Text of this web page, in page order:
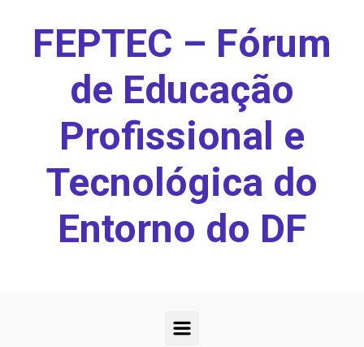
FEPTEC – Fórum
de Educação
Profissional e
Tecnológica do
Entorno do DF